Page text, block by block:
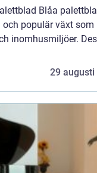
Blåa
populär växt som
inomhusmiljöer.
29 augusti